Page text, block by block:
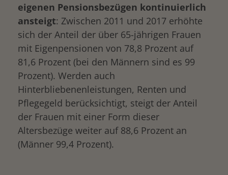
eigenen Pensionsbezügen kontinuierlich
ansteigt: Zwischen 2011 und 2017 erhöhte
sich der Anteil der über 65-jährigen Frauen
mit Eigenpensionen von 78,8 Prozent auf
81,6 Prozent (bei den Männern sind es 99
Prozent). Werden auch
Hinterbliebenenleistungen, Renten und
Pflegegeld berücksichtigt, steigt der Anteil
der Frauen mit einer Form dieser
Altersbezüge weiter auf 88,6 Prozent an
(Männer 99,4 Prozent).